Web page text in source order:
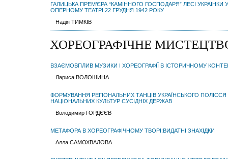
ГАЛИЦЬКА ПРЕМ’ЄРА “КАМІННОГО ГОСПОДАРЯ” ЛЕСІ УКРАЇНКИ
ОПЕРНОМУ ТЕАТРІ 22 ГРУДНЯ 1942 РОКУ
Надія ТИМКІВ
ХОРЕОГРАФІЧНЕ
ВЗАЄМОВПЛИВ МУЗИКИ І ХОРЕОГРАФІЇ В ІСТОРИЧНОМУ
Лариса ВОЛОШИНА
ФОРМУВАННЯ РЕГІОНАЛЬНИХ ТАНЦІВ УКРАЇНСЬКОГО
НАЦІОНАЛЬНИХ КУЛЬТУР СУСІДНІХ ДЕРЖАВ
Володимир ГОРДЄЄВ
МЕТАФОРА В ХОРЕОГРАФІЧНОМУ ТВОРІ:ВИДАТНІ ЗНАХІДКИ
Алла САМОХВАЛОВА